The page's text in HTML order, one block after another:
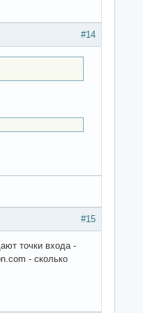
#14
#15
точки входа -
- сколько